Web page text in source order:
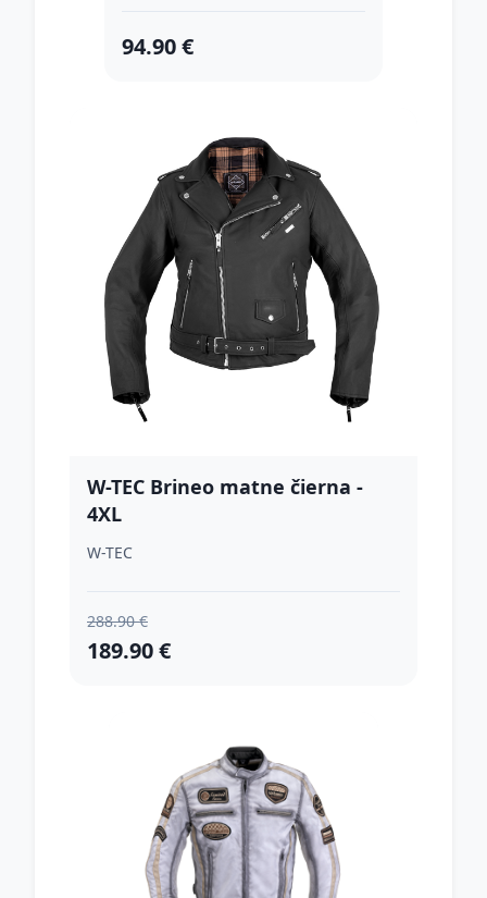
94.90 €
W-TEC Brineo matne čierna -
4XL
W-TEC
288.90 €
189.90 €